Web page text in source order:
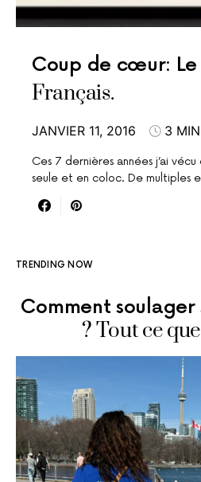
Coup de cœur: Le
Français.
JANVIER 11, 2016 3
Ces 7 dernières années j’ai
seule et en coloc. De multiples
TRENDING NOW
Comment
? Tout ce